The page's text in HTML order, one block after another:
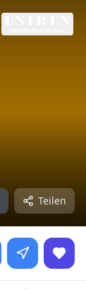
Teilen